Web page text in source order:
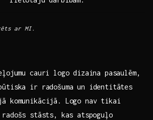
ar MI.
cauri logo dizaina pasaulēm,
ir radošuma un identitātes
komunikācijā. Logo nav tikai
⁤stāsts, kas atspoguļo